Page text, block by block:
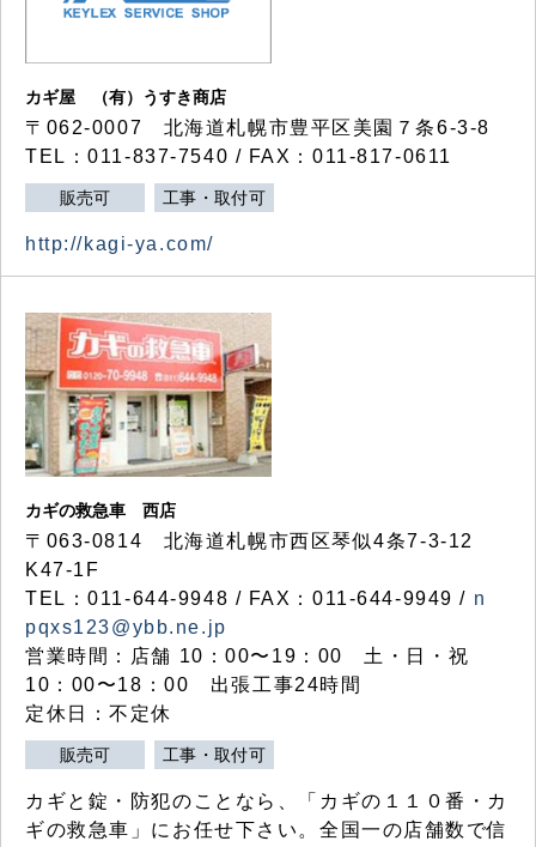
カギ屋 （有）うすき商店
〒062-0007 北海道札幌市豊平区美園７条6-3-8
TEL：011-837-7540 / FAX：011-817-0611
販売可 工事・取付可
http://kagi-ya.com/
カギの救急車 西店
〒063-0814 北海道札幌市西区琴似4条7-3-12
K47-1F
TEL：011-644-9948 / FAX：011-644-9949 / n
pqxs123@ybb.ne.jp
営業時間：店舗 10：00〜19：00 土・日・祝
10：00〜18：00 出張工事24時間
定休日：不定休
販売可 工事・取付可
カギと錠・防犯のことなら、「カギの１１０番・カ
ギの救急車」にお任せ下さい。全国一の店舗数で信